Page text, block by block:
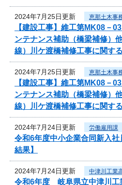
2024年7月25日更新 恵那土木事
【建設工事】維工第MK08－
ンテナンス補助（橋梁補修）
線）川ケ渡橋補修工事に関す
2024年7月25日更新 恵那土木事
【建設工事】維工第MK08－
ンテナンス補助（橋梁補修）
線）川ケ渡橋補修工事に関す
2024年7月24日更新 労働雇用課
令和6年度中小企業合同新入
結果】
2024年7月24日更新 中津川工業
令和6年度 岐阜県立中津川工